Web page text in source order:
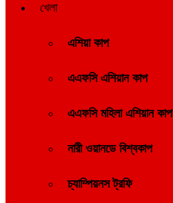
খেলা
এশিয়া কাপ
এএফসি এশিয়ান কাপ
এএফসি মহিলা এশিয়ান কাপ
নারী ওয়ানডে বিশ্বকাপ
চ্যাম্পিয়নস ট্রফি